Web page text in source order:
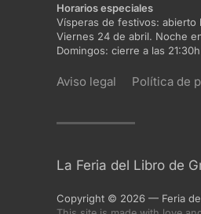
Horarios especiales
Vísperas de festivos: abierto
Viernes 24 de abril. Noche
Domingos: cierre a las 21:30h
Aviso legal Política de
La Feria del Libro de
Copyright © 2026 — Feria